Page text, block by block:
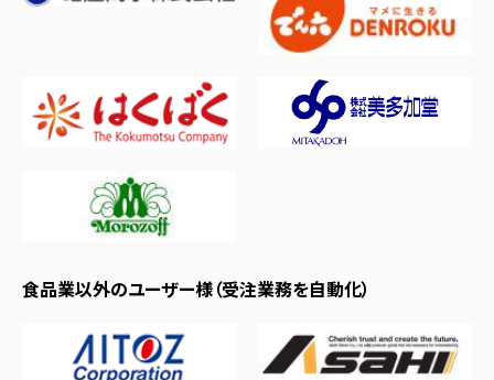
食品業以外のユーザー様（受注業務を自動化）